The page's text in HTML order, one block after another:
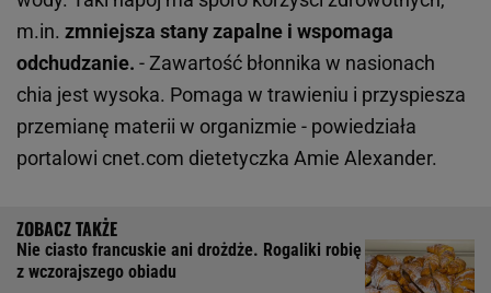
m.in. zmniejsza stany zapalne i wspomaga
odchudzanie. - Zawartość błonnika w nasionach
chia jest wysoka. Pomaga w trawieniu i przyspiesza
przemianę materii w organizmie - powiedziała
portalowi cnet.com dietetyczka Amie Alexander.
Nie ciasto francuskie ani drożdże. Rogaliki robię
z wczorajszego obiadu